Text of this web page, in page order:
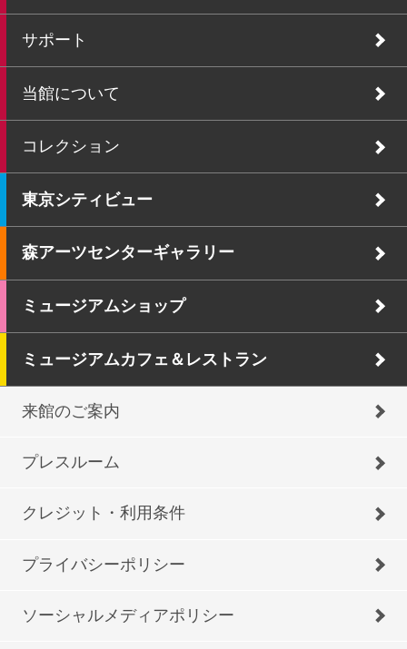
サポート
当館について
コレクション
東京シティビュー
森アーツセンターギャラリー
ミュージアムショップ
ミュージアムカフェ＆レストラン
来館のご案内
プレスルーム
クレジット・利用条件
プライバシーポリシー
ソーシャルメディアポリシー